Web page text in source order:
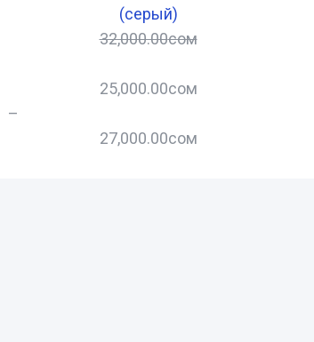
(серый)
32,000.00сом
25,000.00сом
–
27,000.00сом